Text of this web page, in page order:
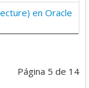
en Oracle
Página 5 de 14